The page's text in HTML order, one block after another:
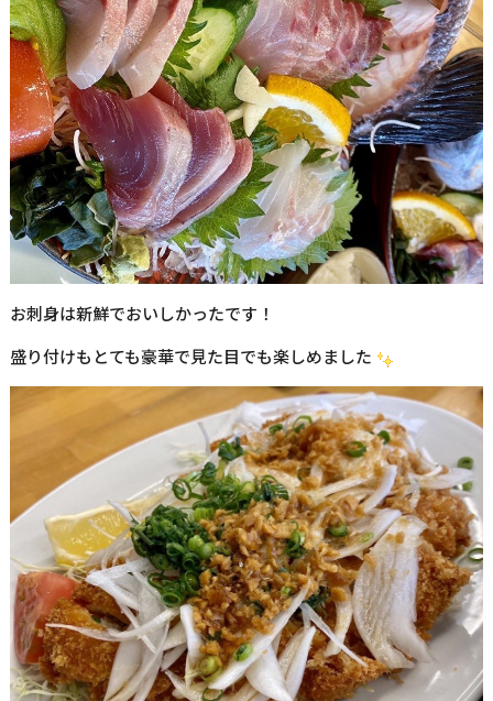
お刺身は新鮮でおいしかったです！
盛り付けもとても豪華で見た目でも楽しめました